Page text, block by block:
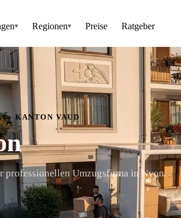
▾ Regionen▾ Preise Ratgeber
— KANTON VAUD
professionellen Umzugsfirma in Nyon.